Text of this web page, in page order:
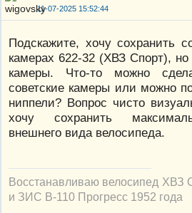
11-07-2025 15:52:44
Подскажите, хочу сохранить
камерах 622-32 (ХВЗ Спорт),
камеры. Что-то можно
советские камеры или можно
ниппели? Вопрос чисто
хочу сохранить
внешнего вида велосипеда.
Восстанавливаю велосипед ХВЗ
и ЗИС В-110 Прогресс 1952 года